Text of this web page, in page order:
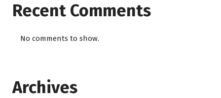
Recent Comments
No comments to show.
Archives